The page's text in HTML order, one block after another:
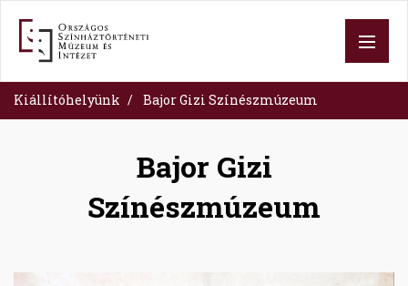
content
Kiállítóhelyünk Bajor Gizi Színészmúzeum
Bajor Gizi
Színészmúzeum
Image